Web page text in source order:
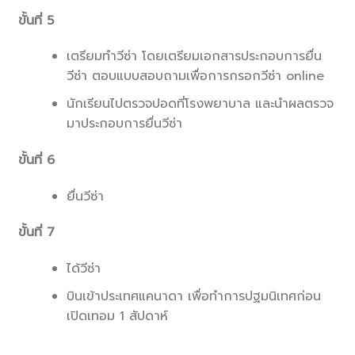
ขั้นที่ 5
เตรียมทำวีซ่า โดยเตรียมเอกสารประกอบการยื่น
วีซ่า ตอบแบบสอบถามเพื่อการกรอกวีซ่า online
นักเรียนไปตรวจปอดที่โรงพยาบาล และนำผลตรวจ
มาประกอบการยื่นวีซ่า
ขั้นที่ 6
ยื่นวีซ่า
ขั้นที่ 7
ได้วีซ่า
บินเข้าประเทศแคนาดา เพื่อทำการปฐมนิเทศก่อน
เปิดเทอม 1 สัปดาห์